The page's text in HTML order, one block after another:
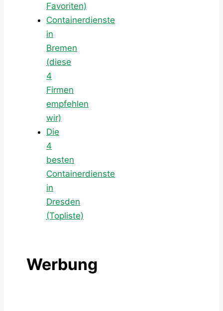
Favoriten)
Containerdienste
in
Bremen
(diese
4
Firmen
empfehlen
wir)
Die
4
besten
Containerdienste
in
Dresden
(Topliste)
Werbung